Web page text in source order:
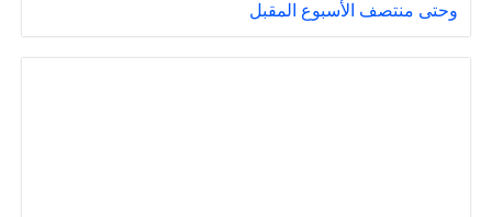
وحتى منتصف الأسبوع المقبل